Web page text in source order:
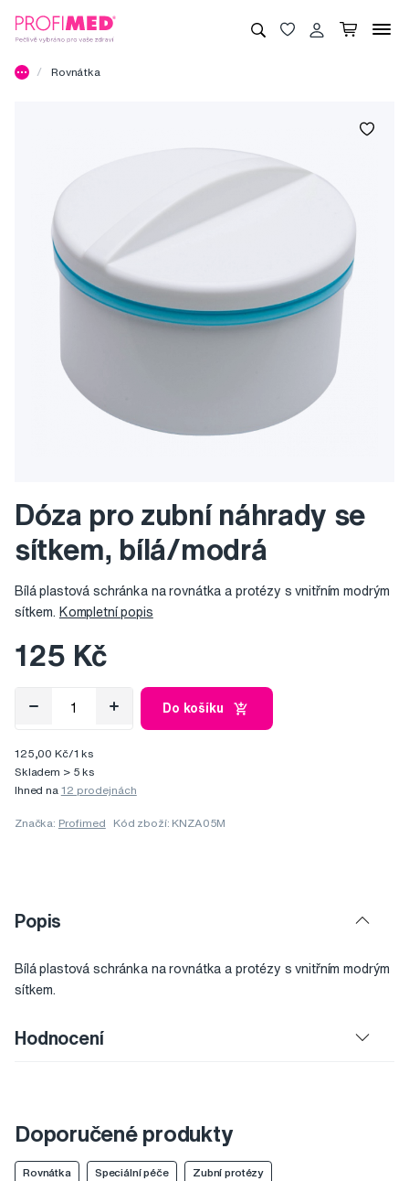
Rovnátka
Dóza pro zubní náhrady se
sítkem, bílá/modrá
Bílá plastová schránka na rovnátka a protézy s vnitřním modrým
sítkem. Kompletní popis
125 Kč
Do košíku
125,00 Kč/1 ks
Skladem > 5 ks
Ihned na 12 prodejnách
Značka: Profimed Kód zboží: KNZA05M
Popis
Bílá plastová schránka na rovnátka a protézy s vnitřním modrým
sítkem.
Hodnocení
Doporučené produkty
Rovnátka Speciální péče Zubní protézy